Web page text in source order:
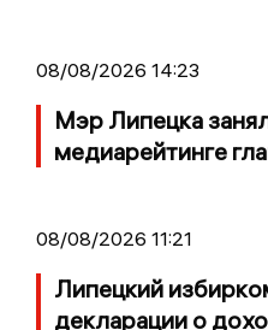
08/08/2026 14:23
Мэр Липецка
медиарейтинге
08/08/2026 11:21
Липецкий
декларации о